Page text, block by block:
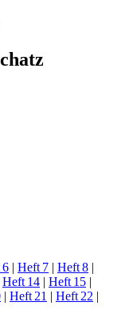
6 | Heft 7 | Heft 8 |
Heft 14 | Heft 15 |
| Heft 21 | Heft 22 |